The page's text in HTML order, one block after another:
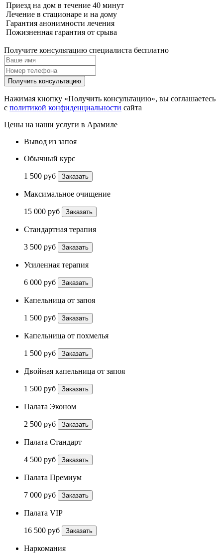
Приезд на дом в течение 40 минут
Лечение в стационаре и на дому
Гарантия анонимности лечения
Пожизненная гарантия от срыва
Получите консультацию специалиста бесплатно
Получить консультацию
Нажимая кнопку «Получить консультацию», вы соглашаетесь
с политикой конфиденциальности сайта
Цены на наши услуги в Арамиле
Вывод из запоя
Обычный курс
1 500 руб Заказать
Максимальное очищение
15 000 руб Заказать
Стандартная терапия
3 500 руб Заказать
Усиленная терапия
6 000 руб Заказать
Капельница от запоя
1 500 руб Заказать
Капельница от похмелья
1 500 руб Заказать
Двойная капельница от запоя
1 500 руб Заказать
Палата Эконом
2 500 руб Заказать
Палата Стандарт
4 500 руб Заказать
Палата Премиум
7 000 руб Заказать
Палата VIP
16 500 руб Заказать
Наркомания